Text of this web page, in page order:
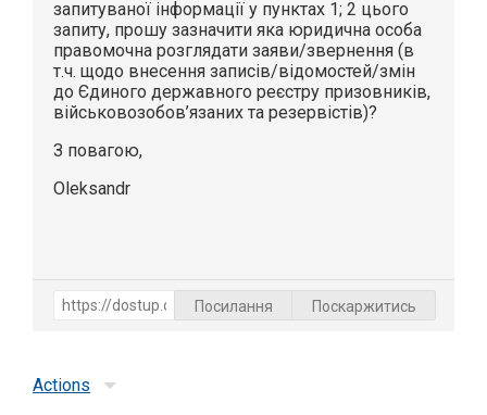
запитуваної інформації у пунктах 1; 2 цього
запиту, прошу зазначити яка юридична особа
правомочна розглядати заяви/звернення (в
т.ч. щодо внесення записів/відомостей/змін
до Єдиного державного реєстру призовників,
військовозобов’язаних та резервістів)?
З повагою,
Oleksandr
Посилання Поскаржитись
Actions